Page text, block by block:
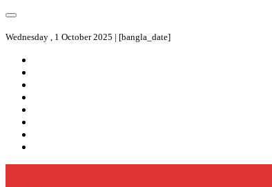
Wednesday , 1 October 2025 | [bangla_date]